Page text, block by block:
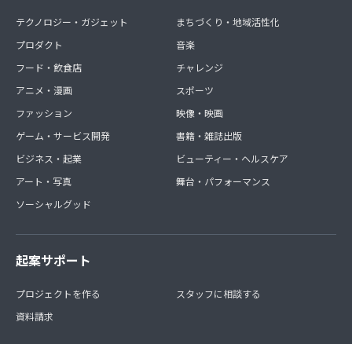
テクノロジー・ガジェット
プロダクト
フード・飲食店
アニメ・漫画
ファッション
ゲーム・サービス開発
ビジネス・起業
アート・写真
ソーシャルグッド
まちづくり・地域活性化
音楽
チャレンジ
スポーツ
映像・映画
書籍・雑誌出版
ビューティー・ヘルスケア
舞台・パフォーマンス
起案サポート
プロジェクトを作る
資料請求
スタッフに相談する